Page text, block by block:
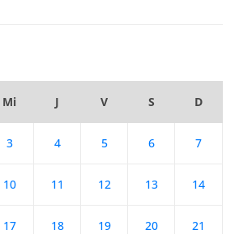
Mi J V S D
3 4 5 6 7
10 11 12 13 14
17 18 19 20 21